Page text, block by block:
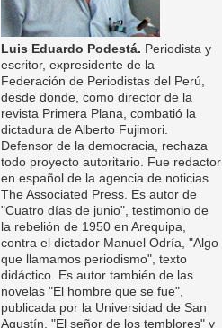
Luis Eduardo Podestá. Periodista y
escritor, expresidente de la
Federación de Periodistas del Perú,
desde donde, como director de la
revista Primera Plana, combatió la
dictadura de Alberto Fujimori.
Defensor de la democracia, rechaza
todo proyecto autoritario. Fue redactor
en español de la agencia de noticias
The Associated Press. Es autor de
"Cuatro días de junio", testimonio de
la rebelión de 1950 en Arequipa,
contra el dictador Manuel Odría, "Algo
que llamamos periodismo", texto
didáctico. Es autor también de las
novelas "El hombre que se fue",
publicada por la Universidad de San
Agustín, "El señor de los temblores" y